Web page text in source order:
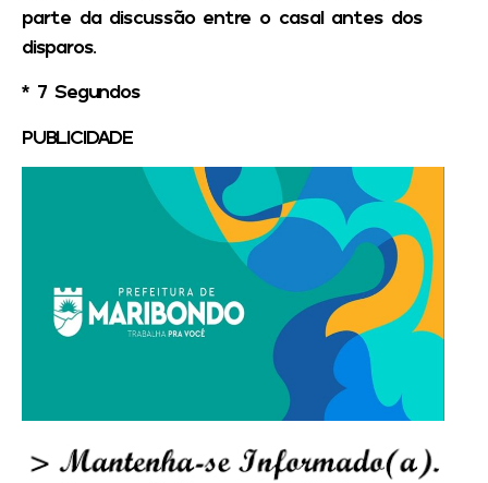
parte da discussão entre o casal antes dos
disparos.
* 7 Segundos
PUBLICIDADE